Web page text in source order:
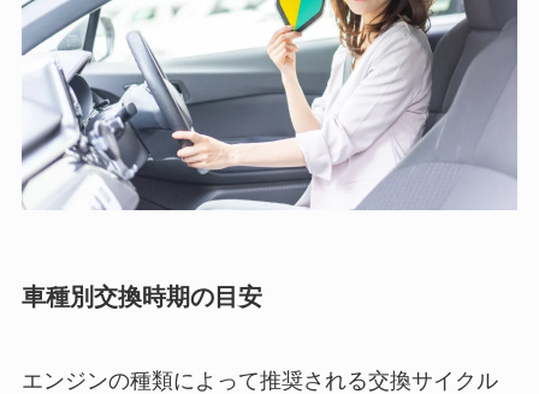
車種別交換時期の目安
エンジンの種類によって推奨される交換サイクル